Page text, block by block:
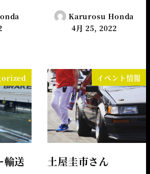
Karurosu Honda
4月 25, 2022
輸送
イベント情報
土屋圭市さん